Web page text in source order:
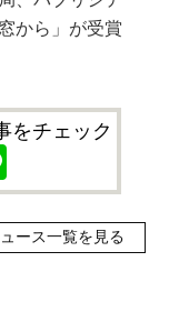
から」が受賞
をチェック
ース一覧を見る